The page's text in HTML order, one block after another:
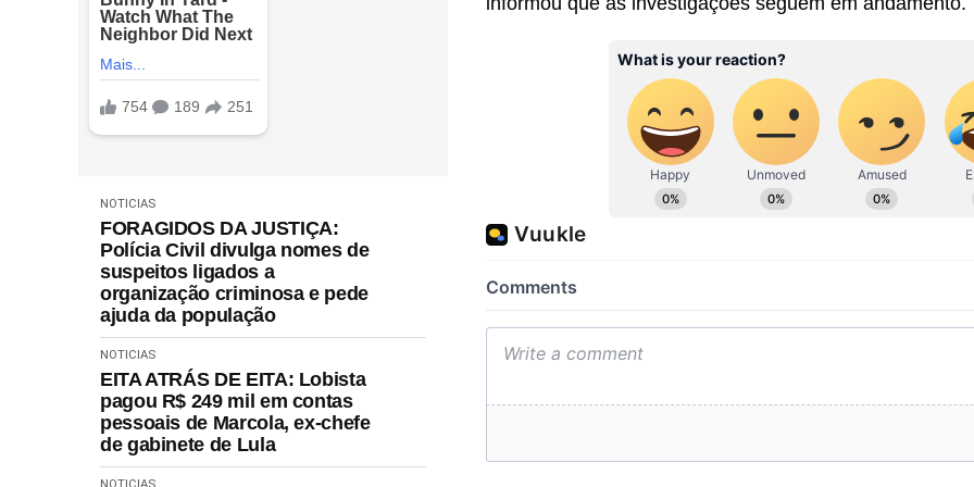
NOTICIAS
FORAGIDOS DA JUSTIÇA:
Polícia Civil divulga nomes de
suspeitos ligados a
organização criminosa e pede
ajuda da população
NOTICIAS
EITA ATRÁS DE EITA: Lobista
pagou R$ 249 mil em contas
pessoais de Marcola, ex-chefe
de gabinete de Lula
NOTICIAS